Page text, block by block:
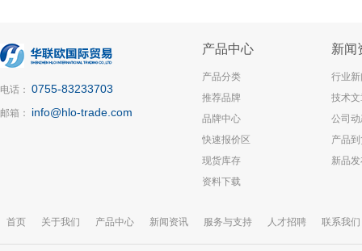
电话： 0755-83233703
邮箱： info@hlo-trade.com
产品中心
产品分类
推荐品牌
品牌中心
快速报价区
现货库存
资料下载
新闻
行业
技术
公司
产品
新品
首页 关于我们 产品中心 新闻资讯 服务与支持 人才招聘 联系我们